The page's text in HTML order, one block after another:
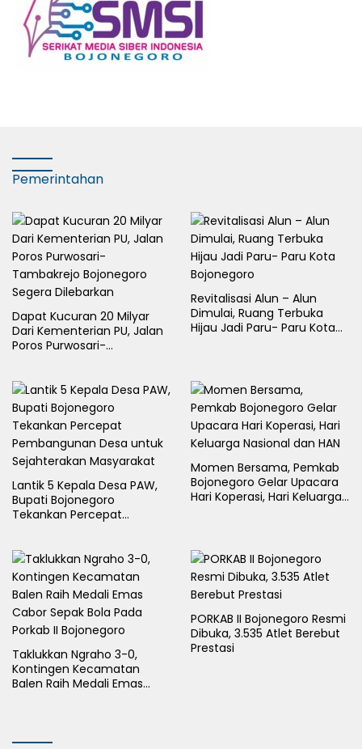
Pemerintahan
Dapat Kucuran 20 Milyar
Dari Kementerian PU, Jalan
Poros Purwosari-
Revitalisasi Alun – Alun
Dimulai, Ruang Terbuka
Hijau Jadi Paru- Paru Kota
Lantik 5 Kepala Desa PAW,
Bupati Bojonegoro
Tekankan Percepat
Momen Bersama, Pemkab
Bojonegoro Gelar Upacara
Hari Koperasi, Hari Keluarga
Taklukkan Ngraho 3-0,
Kontingen Kecamatan
Balen Raih Medali Emas
PORKAB II Bojonegoro Resmi
Dibuka, 3.535 Atlet Berebut
Prestasi